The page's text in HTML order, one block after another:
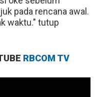
pada rencana awal.
waktu." tutup
RBCOM TV